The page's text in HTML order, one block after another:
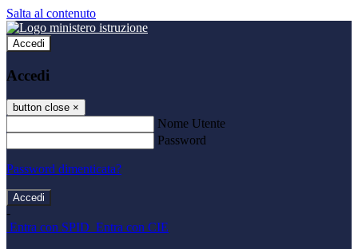
Salta al contenuto
Accedi
Accedi
button close ×
Nome Utente
Password
Password dimenticata?
-
Entra con SPID Entra con CIE